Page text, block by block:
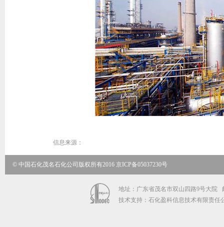
信息来源：
© 中国石化茂名石化公司版权所有2016 京ICP备05037230号
地址：广东省茂名市双山四路9号大院
技术支持：石化盈科信息技术有限责任